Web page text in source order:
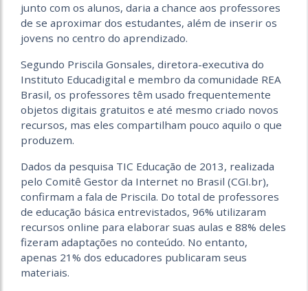
junto com os alunos, daria a chance aos professores
de se aproximar dos estudantes, além de inserir os
jovens no centro do aprendizado.
Segundo Priscila Gonsales, diretora-executiva do
Instituto Educadigital e membro da comunidade REA
Brasil, os professores têm usado frequentemente
objetos digitais gratuitos e até mesmo criado novos
recursos, mas eles compartilham pouco aquilo o que
produzem.
Dados da pesquisa TIC Educação de 2013, realizada
pelo Comitê Gestor da Internet no Brasil (CGI.br),
confirmam a fala de Priscila. Do total de professores
de educação básica entrevistados, 96% utilizaram
recursos online para elaborar suas aulas e 88% deles
fizeram adaptações no conteúdo. No entanto,
apenas 21% dos educadores publicaram seus
materiais.